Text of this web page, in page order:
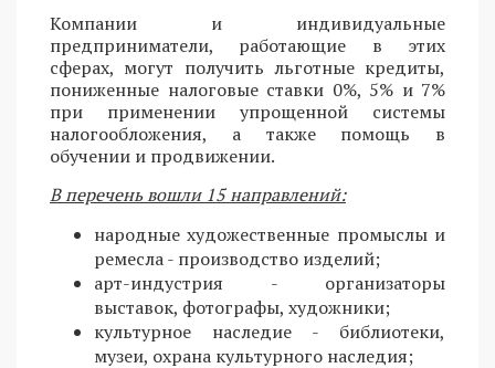
Компании и индивидуальные
предприниматели, работающие в этих
сферах, могут получить льготные кредиты,
пониженные налоговые ставки 0%, 5% и 7%
при применении упрощенной системы
налогообложения, а также помощь в
обучении и продвижении.
В перечень вошли 15 направлений:
народные художественные промыслы и
ремесла - производство изделий;
арт-индустрия - организаторы
выставок, фотографы, художники;
культурное наследие - библиотеки,
музеи, охрана культурного наследия;